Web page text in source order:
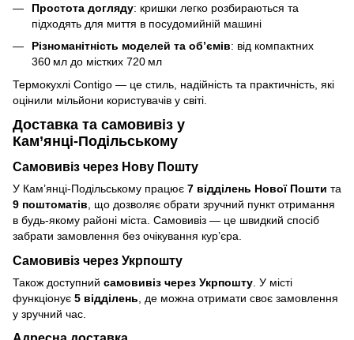
Простота догляду: кришки легко розбираються та
підходять для миття в посудомийній машині
Різноманітність моделей та об’ємів: від компактних
360 мл до містких 720 мл
Термокухлі Contigo — це стиль, надійність та практичність, які
оцінили мільйони користувачів у світі.
Доставка та самовивіз у
Кам’янці‑Подільському
Самовивіз через Нову Пошту
У Кам’янці‑Подільському працює 7 відділень Нової Пошти та
9 поштоматів , що дозволяє обрати зручний пункт отримання
в будь‑якому районі міста. Самовивіз — це швидкий спосіб
забрати замовлення без очікування кур’єра.
Самовивіз через Укрпошту
Також доступний самовивіз через Укрпошту . У місті
функціонує 5 відділень , де можна отримати своє замовлення
у зручний час.